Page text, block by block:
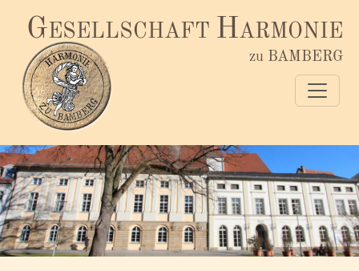
GESELLSCHAFT HARMONIE
zu BAMBERG